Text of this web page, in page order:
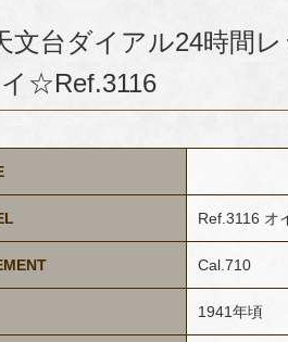
文台ダイアル24時間
☆Ref.3116
Ref.3116 オ
Cal.710
1941年頃